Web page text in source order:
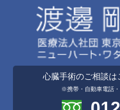
心臓手術のご相談
※携帯・自動車電話・